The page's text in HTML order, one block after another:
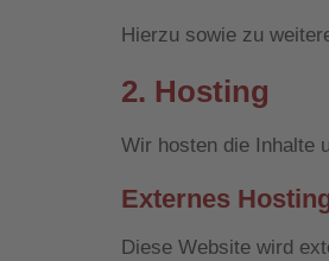
Hierzu sowie zu
2. Hosting
Wir hosten die Inhalte
Externes
Diese Website wird